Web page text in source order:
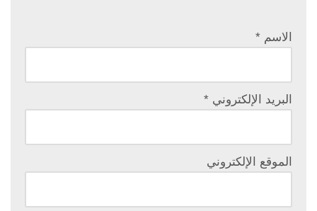
الاسم *
البريد الإلكتروني *
الموقع الإلكتروني